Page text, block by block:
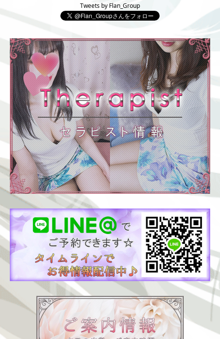
Tweets by Flan_Group